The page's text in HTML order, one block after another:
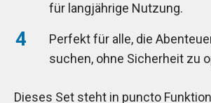
für langjährige Nutzung.
Perfekt für alle, die
suchen, ohne Sicherheit zu
Dieses Set steht in puncto